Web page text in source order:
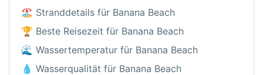
🏖️ Stranddetails für Banana Beach
🏆 Beste Reisezeit für Banana Beach
🌊 Wassertemperatur für Banana Beach
💧 Wasserqualität für Banana Beach